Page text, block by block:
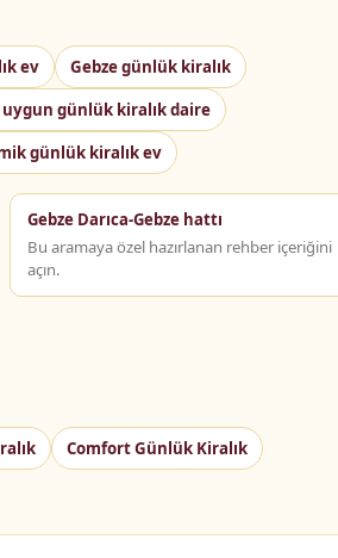
ev
Gebze günlük kiralık
uygun günlük kiralık daire
günlük kiralık ev
Gebze Darıca-Gebze hattı
Bu aramaya özel hazırlanan rehber içeriğini
açın.
Comfort Günlük Kiralık